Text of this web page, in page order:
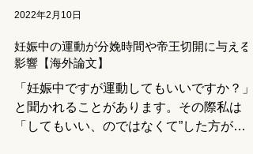
妊娠中の運動が分娩時間や帝王切開に与える
影響【海外論文】
「妊娠中ですが運動してもいいですか？」
と聞かれることがあります。その際私は
「してもいい、のではなくて”した方がい
2022年2月10日